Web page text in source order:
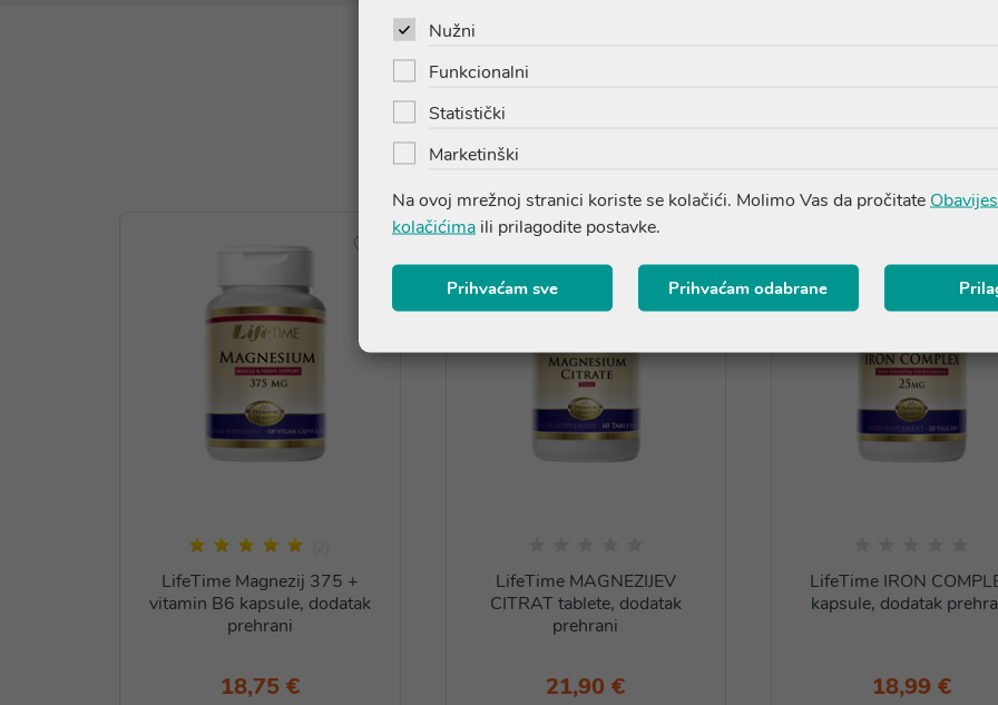
LifeTime Magnezij 375 +
vitamin B6 kapsule, dodatak
prehrani
18,75 €
LifeTime MAGNEZIJEV
CITRAT tablete, dodatak
prehrani
21,90 €
LifeTime IRON
kapsule, dodatak
18,99 €
Nužni
Funkcionalni
Statistički
Marketinški
Na ovoj mrežnoj stranici koriste se kolačići. Molimo Vas da pročitate
kolačićima ili prilagodite postavke.
Prihvaćam sve Prihvaćam odabrane